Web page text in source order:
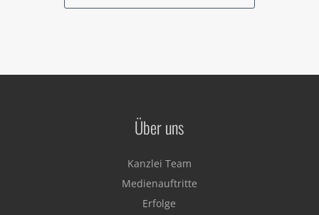
Über uns
Kanzlei Team
Medienauftritte
Erfolge